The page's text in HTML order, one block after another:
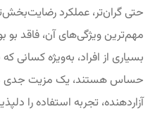
حتی گران‌تر، عملکرد
مهم‌ترین ویژگی‌های آن، فاقد
بسیاری از افراد، به‌ویژه کسانی
حساس هستند، یک مزیت جدی
آزاردهنده، تجربه استفاده را